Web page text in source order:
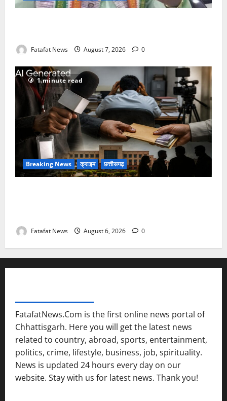
Fatafat News August 7, 2026 0
1 minute read
Breaking News क्राइम छत्तीसगढ़
Fatafat News August 6, 2026 0
FatafatNews.Com is the first online news portal of
Chhattisgarh. Here you will get the latest news
related to country, abroad, sports, entertainment,
politics, crime, lifestyle, business, job, spirituality.
News is updated 24 hours every day on our
website. Stay with us for latest news. Thank you!